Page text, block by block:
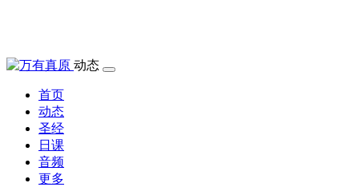
动态
首页
动态
圣经
日课
音频
更多